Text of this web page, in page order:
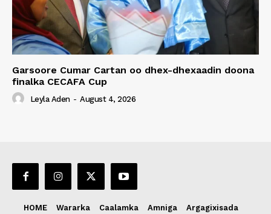
Garsoore Cumar Cartan oo dhex-dhexaadin doona
finalka CECAFA Cup
Leyla Aden - August 4, 2026
HOME Wararka Caalamka Amniga Argagixisada